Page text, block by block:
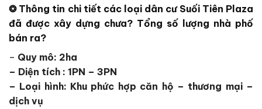
❂ Thông tin chi tiết các loại dân cư Suối Tiên Plaza
đã được xây dựng chưa? Tổng số lượng nhà phố
bán ra?
– Quy mô: 2ha
– Diện tích : 1PN – 3PN
– Loại hình: Khu phức hợp căn hộ – thương mại –
dịch vụ